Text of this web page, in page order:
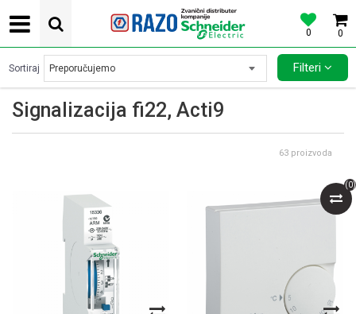
0
0
POVOLJNE CENE AUTOMATSKIH OSIGURACA SCHNEIDER ELECTRIC
(0)
Signalizacija fi22, Acti9
Sortiraj Filteri
63 proizvoda